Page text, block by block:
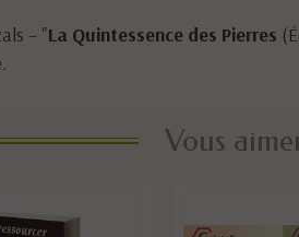
– "La Quintessence des Pierres
Vous